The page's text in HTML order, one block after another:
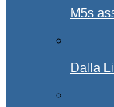
M5s
Dalla